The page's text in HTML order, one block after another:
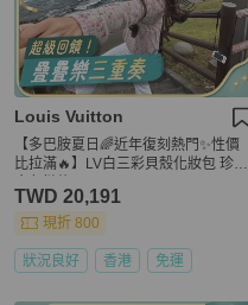
Louis Vuitton
【多巴胺夏日🌈近年復刻熱門✨性價
比拉滿🔥】LV白三彩貝殼化妝包 珍珠
TWD 20,191
現折 800
狀況良好 香港 免運